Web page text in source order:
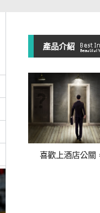
產品介紹
喜歡上酒店公關